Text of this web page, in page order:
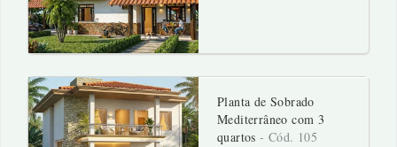
Planta de Sobrado
Mediterrâneo com 3
quartos- Cód. 105